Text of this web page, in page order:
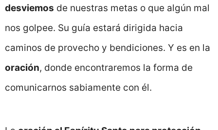
desviemos de nuestras metas o que algún mal
nos golpee. Su guía estará dirigida hacia
caminos de provecho y bendiciones. Y es en la
oración, donde encontraremos la forma de
comunicarnos sabiamente con él.